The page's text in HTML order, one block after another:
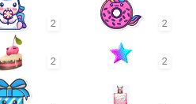
2 2
2 2